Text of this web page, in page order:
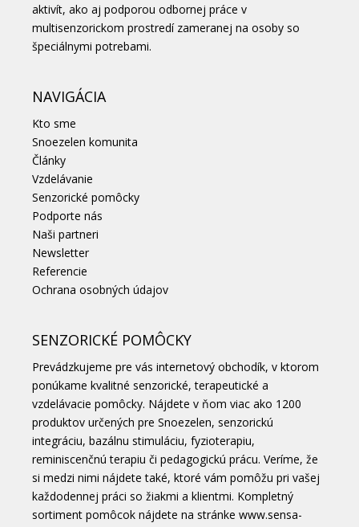
aktivít, ako aj podporou odbornej práce v
multisenzorickom prostredí zameranej na osoby so
špeciálnymi potrebami.
NAVIGÁCIA
Kto sme
Snoezelen komunita
Články
Vzdelávanie
Senzorické pomôcky
Podporte nás
Naši partneri
Newsletter
Referencie
Ochrana osobných údajov
SENZORICKÉ POMÔCKY
Prevádzkujeme pre vás internetový obchodík, v ktorom
ponúkame kvalitné senzorické, terapeutické a
vzdelávacie pomôcky. Nájdete v ňom viac ako 1200
produktov určených pre Snoezelen, senzorickú
integráciu, bazálnu stimuláciu, fyzioterapiu,
reminiscenčnú terapiu či pedagogickú prácu. Veríme, že
si medzi nimi nájdete také, ktoré vám pomôžu pri vašej
každodennej práci so žiakmi a klientmi. Kompletný
sortiment pomôcok nájdete na stránke www.sensa-